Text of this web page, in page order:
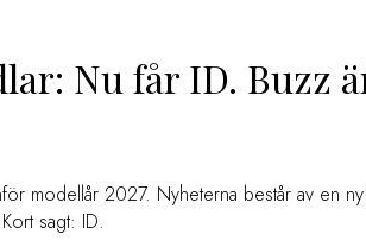
Nu får ID. Buzz
modellår 2027. Nyheterna består av en
sagt: ID.